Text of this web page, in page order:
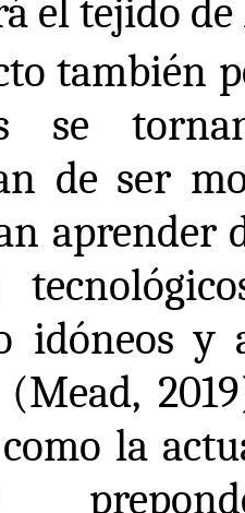
el tejido
también
se
de ser
aprender
idóneos
(Mead,
la